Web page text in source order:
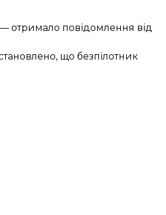
отримало повідомлення від
що безпілотник